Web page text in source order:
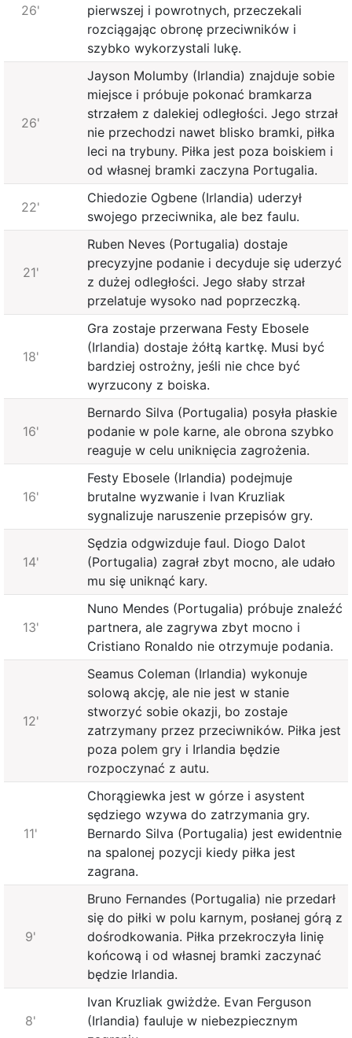
26'
pierwszej i powrotnych, przeczekali
rozciągając obronę przeciwników i
szybko wykorzystali lukę.
26'
Jayson Molumby (Irlandia) znajduje sobie
miejsce i próbuje pokonać bramkarza
strzałem z dalekiej odległości. Jego strzał
nie przechodzi nawet blisko bramki, piłka
leci na trybuny. Piłka jest poza boiskiem i
od własnej bramki zaczyna Portugalia.
22'
Chiedozie Ogbene (Irlandia) uderzył
swojego przeciwnika, ale bez faulu.
21'
Ruben Neves (Portugalia) dostaje
precyzyjne podanie i decyduje się uderzyć
z dużej odległości. Jego słaby strzał
przelatuje wysoko nad poprzeczką.
18'
Gra zostaje przerwana Festy Ebosele
(Irlandia) dostaje żółtą kartkę. Musi być
bardziej ostrożny, jeśli nie chce być
wyrzucony z boiska.
16'
Bernardo Silva (Portugalia) posyła płaskie
podanie w pole karne, ale obrona szybko
reaguje w celu uniknięcia zagrożenia.
16'
Festy Ebosele (Irlandia) podejmuje
brutalne wyzwanie i Ivan Kruzliak
sygnalizuje naruszenie przepisów gry.
14'
Sędzia odgwizduje faul. Diogo Dalot
(Portugalia) zagrał zbyt mocno, ale udało
mu się uniknąć kary.
13'
Nuno Mendes (Portugalia) próbuje znaleźć
partnera, ale zagrywa zbyt mocno i
Cristiano Ronaldo nie otrzymuje podania.
12'
Seamus Coleman (Irlandia) wykonuje
solową akcję, ale nie jest w stanie
stworzyć sobie okazji, bo zostaje
zatrzymany przez przeciwników. Piłka jest
poza polem gry i Irlandia będzie
rozpoczynać z autu.
11'
Chorągiewka jest w górze i asystent
sędziego wzywa do zatrzymania gry.
Bernardo Silva (Portugalia) jest ewidentnie
na spalonej pozycji kiedy piłka jest
zagrana.
9'
Bruno Fernandes (Portugalia) nie przedarł
się do piłki w polu karnym, posłanej górą z
dośrodkowania. Piłka przekroczyła linię
końcową i od własnej bramki zaczynać
będzie Irlandia.
8'
Ivan Kruzliak gwiżdże. Evan Ferguson
(Irlandia) fauluje w niebezpiecznym